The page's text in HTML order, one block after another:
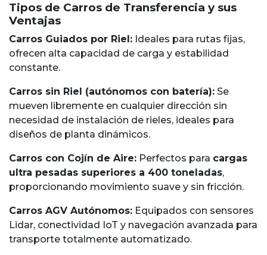
Tipos de Carros de Transferencia y sus
Ventajas
Carros Guiados por Riel: Ideales para rutas fijas,
ofrecen alta capacidad de carga y estabilidad
constante.
Carros sin Riel (autónomos con batería): Se
mueven libremente en cualquier dirección sin
necesidad de instalación de rieles, ideales para
diseños de planta dinámicos.
Carros con Cojín de Aire: Perfectos para cargas
ultra pesadas superiores a 400 toneladas,
proporcionando movimiento suave y sin fricción.
Carros AGV Autónomos: Equipados con sensores
Lidar, conectividad IoT y navegación avanzada para
transporte totalmente automatizado.